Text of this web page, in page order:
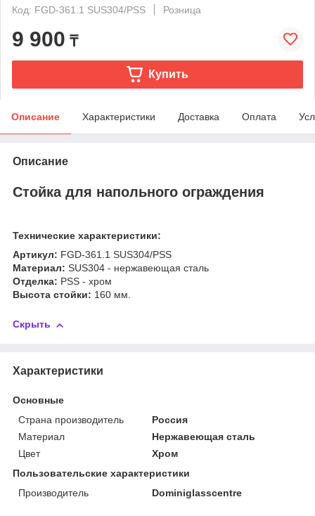
Код: FGD-361.1 SUS304/PSS
Розница
9 900 ₸
Купить
Описание Характеристики Доставка Оплата
Описание
Стойка для напольного ограждения
Технические характеристики:
Артикул: FGD-361.1 SUS304/PSS
Материал: SUS304 - нержавеющая сталь
Отделка: PSS - хром
Высота стойки: 160 мм.
Скрыть
Характеристики
Основные
Страна производитель
Россия
Материал
Нержавеющая сталь
Цвет
Хром
Пользовательские характеристики
Производитель
Dominiglasscentre